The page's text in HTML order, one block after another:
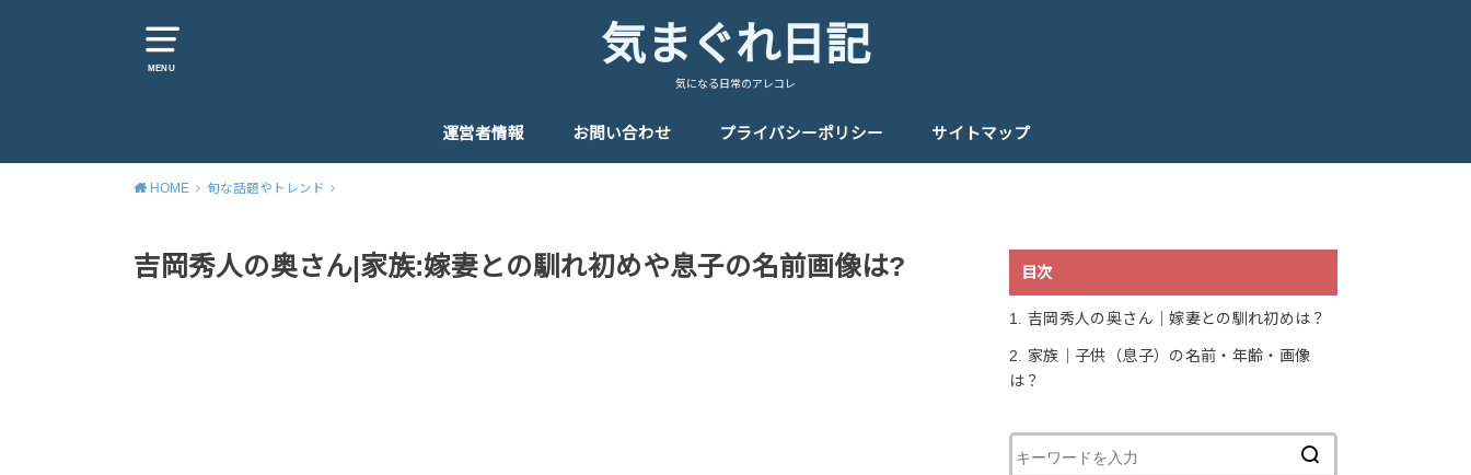
MENU 気まぐれ日記
気になる日常のアレコレ
運営者情報 お問い合わせ プライバシーポリシー サイトマップ
HOME 旬な話題やトレンド
吉岡秀人の奥さん|家族:嫁妻との馴れ初めや息子の名前画像は? 目次
1. 吉岡秀人の奥さん｜嫁妻との馴れ初めは？
2.
家族｜子供（息子）の名前・年齢・画像
は？